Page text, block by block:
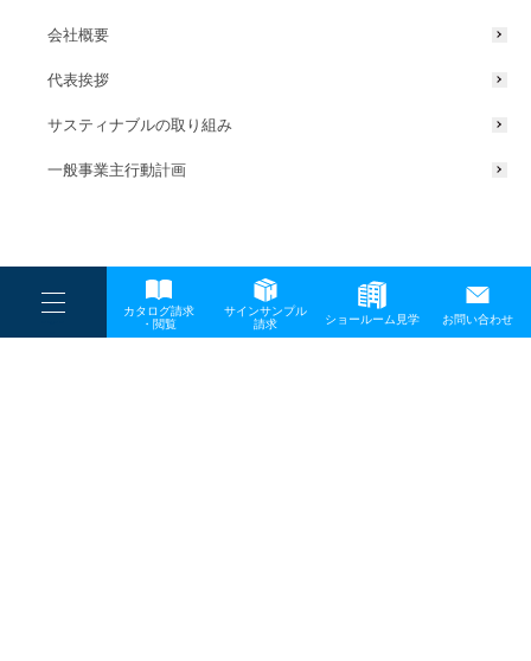
----
----
-
カタログ請求
・閲覧
サインサンプル
請求
ショールーム見学 お問い合わせ
会社概要
代表挨拶
サスティナブルの取り組み
一般事業主行動計画